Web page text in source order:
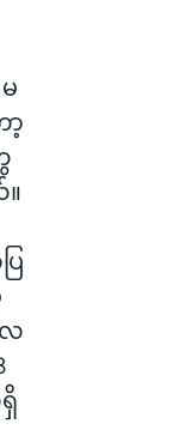
ာ့
ြ